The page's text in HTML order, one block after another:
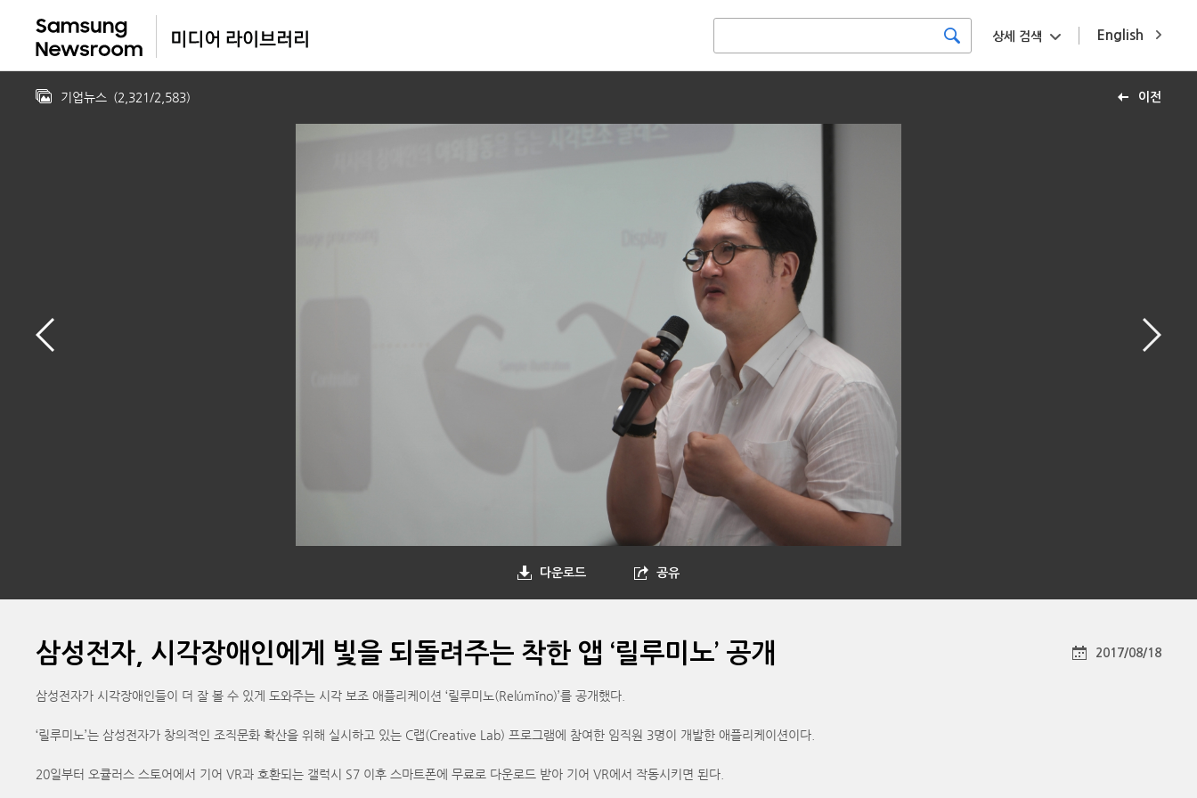
English
상세 검색
이전
기업뉴스 (2,321/2,583)
다운로드 공유
삼성전자, 시각장애인에게 빛을 되돌려주는 착한 앱 ‘릴루미노’ 공개 2017/08/18
삼성전자가 시각장애인들이 더 잘 볼 수 있게 도와주는 시각 보조 애플리케이션 ‘릴루미노(Relúmĭno)’를 공개했다.
‘릴루미노’는 삼성전자가 창의적인 조직문화 확산을 위해 실시하고 있는 C랩(Creative Lab) 프로그램에 참여한 임직원 3명이 개발한 애플리케이션이다.
20일부터 오큘러스 스토어에서 기어 VR과 호환되는 갤럭시 S7 이후 스마트폰에 무료로 다운로드 받아 기어 VR에서 작동시키면 된다.